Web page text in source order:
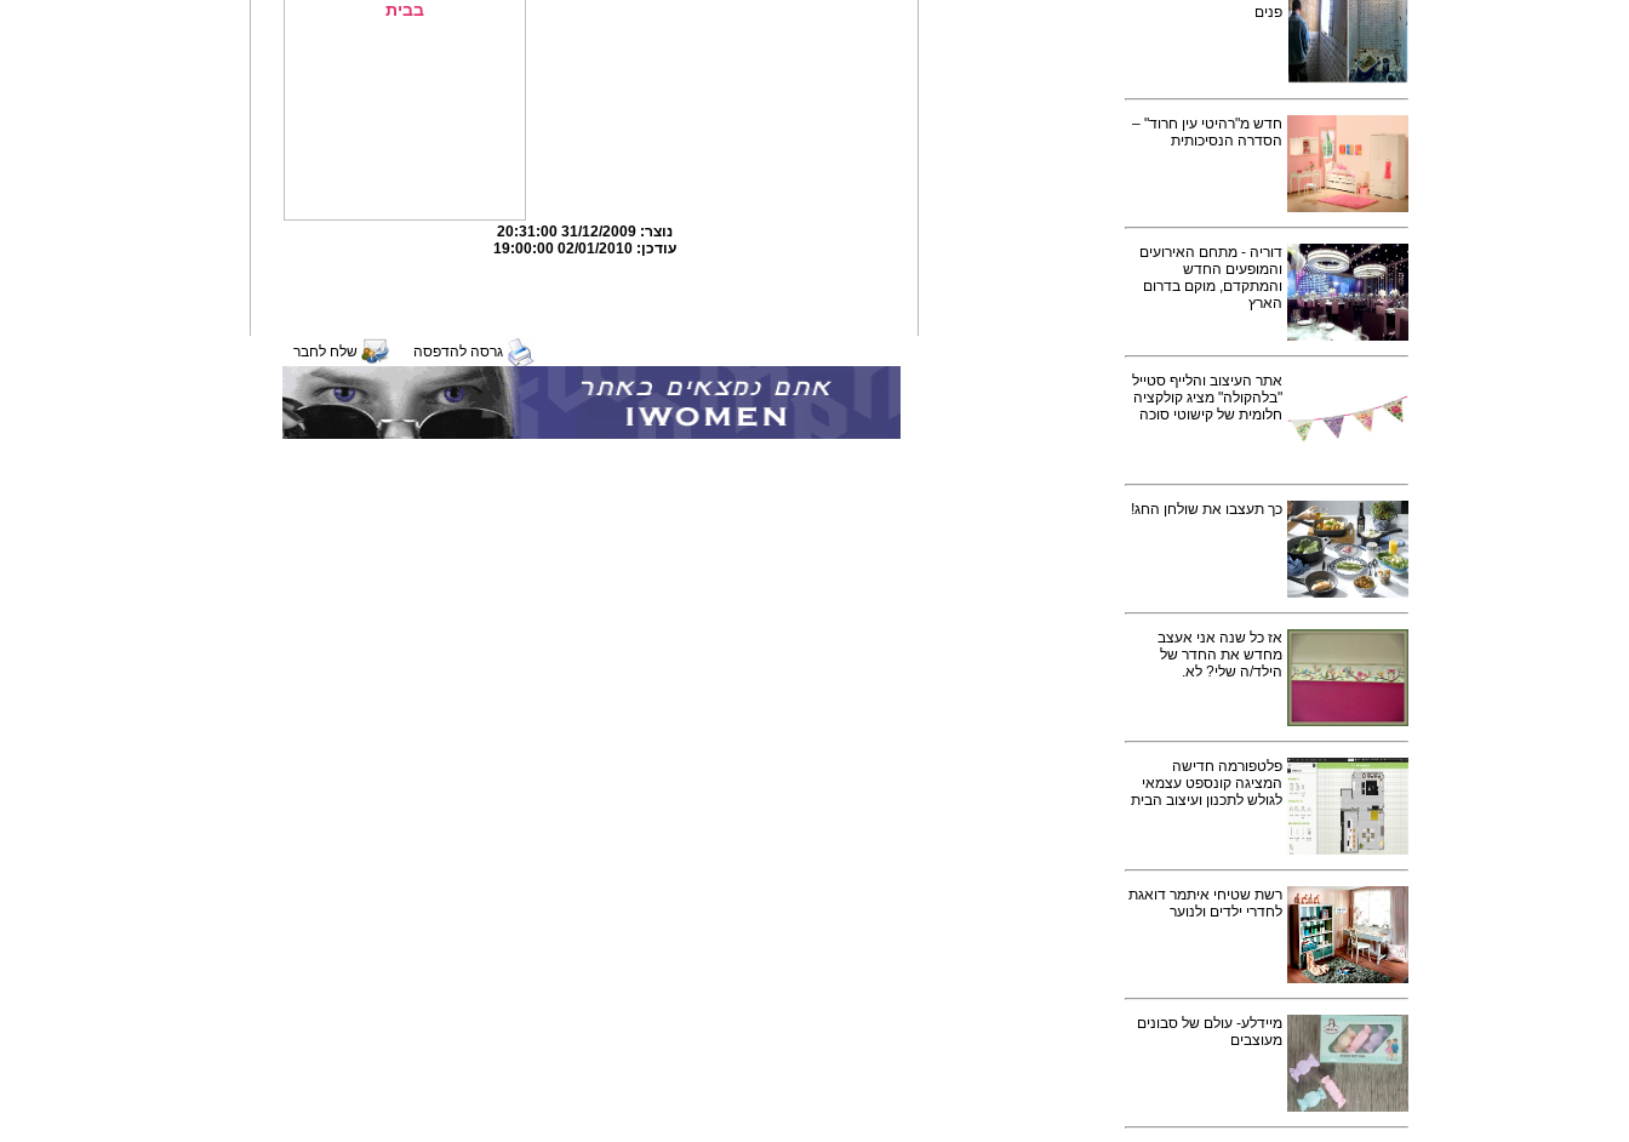
פנים
חדש מ"רהיטי עין חרוד" –
הסדרה הנסיכותית
דוריה - מתחם האירועים
והמופעים החדש
והמתקדם, מוקם בדרום
הארץ
אתר העיצוב והלייף סטייל
"בלהקולה" מציג קולקציה
חלומית של קישוטי סוכה
כך תעצבו את שולחן החג!
אז כל שנה אני אעצב
מחדש את החדר של
הילד/ה שלי? לא.
פלטפורמה חדישה
המציגה קונספט עצמאי
לגולש לתכנון ועיצוב הבית
רשת שטיחי איתמר דואגת
לחדרי ילדים ולנוער
מיידלע- עולם של סבונים
מעוצבים
נוצר:31/12/2009 20:31:00
עודכן:02/01/2010 19:00:00
גרסה להדפסה שלח לחבר